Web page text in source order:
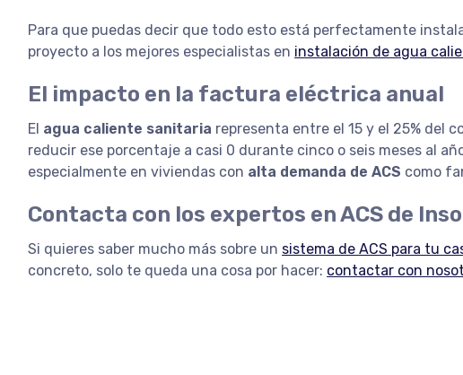
Para que puedas decir que todo esto está perfectamente
proyecto a los mejores especialistas en instalación de agua
El impacto en la factura eléctrica anual
El agua caliente sanitaria representa entre el 15 y el 25% del
reducir ese porcentaje a casi 0 durante cinco o seis meses al
especialmente en viviendas con alta demanda de ACS como
Contacta con los expertos en ACS de
Si quieres saber mucho más sobre un sistema de ACS para tu
concreto, solo te queda una cosa por hacer: contactar con